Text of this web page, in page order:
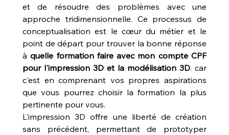
et de résoudre des problèmes avec une
approche tridimensionnelle. Ce processus de
conceptualisation est le cœur du métier et le
point de départ pour trouver la bonne réponse
à quelle formation faire avec mon compte CPF
pour l'impression 3D et la modélisation 3D. car
c'est en comprenant vos propres aspirations
que vous pourrez choisir la formation la plus
pertinente pour vous.
L'impression 3D offre une liberté de création
sans précédent, permettant de prototyper